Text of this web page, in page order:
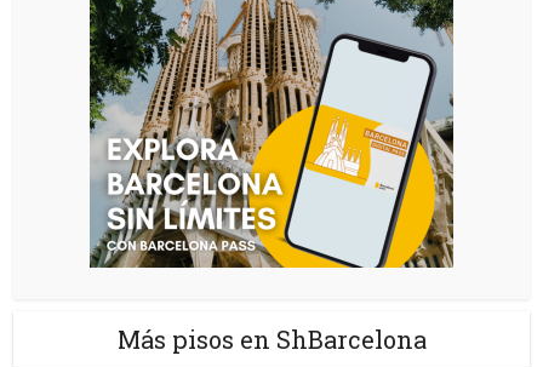
Más pisos en ShBarcelona